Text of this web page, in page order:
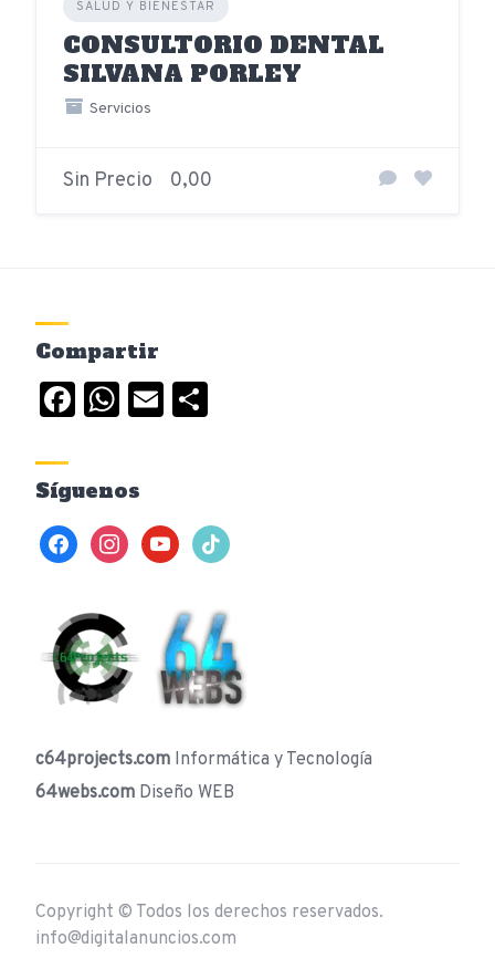
SALUD Y BIENESTAR
CONSULTORIO DENTAL
SILVANA PORLEY
Servicios
Sin Precio 0,00
Compartir
Facebook
WhatsApp
Email
Síguenos
facebookinstagramyoutubetiktok
c64projects.com Informática y Tecnología
64webs.com Diseño WEB
Copyright © Todos los derechos reservados.
info@digitalanuncios.com